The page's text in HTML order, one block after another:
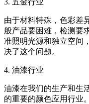
3. 五金行业
由于材料特殊，色彩差
般产品要困难，检测要
准照明光源和独立空间
决了这个问题。
4. 油漆行业
油漆在我们的生产和生
的重要的颜色应用行业